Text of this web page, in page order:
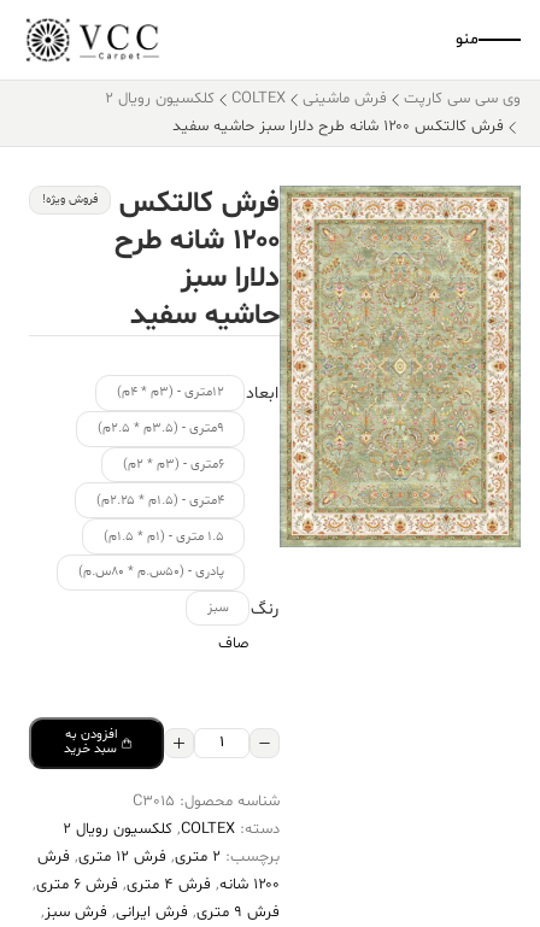
منو
وی سی سی کارپت فرش ماشینی COLTEX
کلکسیون رویال 2
فرش کالتکس ۱۲۰۰ شانه طرح دلارا سبز حاشیه سفید
فرش کالتکس
۱۲۰۰ شانه طرح
دلارا سبز
حاشیه سفید
فروش ویژه!
ابعاد
۱۲متری - (۳م * ۴م)
۹متری - (۳.۵م * ۲.۵م)
۶متری - (۳م * ۲م)
۴متری - (۱.۵م * ۲.۲۵م)
۱.۵ متری - (۱م * ۱.۵م)
پادری - (۵۰س.م * ۸۰س.م)
رنگ سبز
صاف
فرش
۱۲۰۰
طرح
دلارا
افزودن به
سبد خرید
شناسه محصول: C3015
دسته: COLTEX
, کلکسیون رویال 2
برچسب: 2 متری , فرش 12 متری , فرش
۱۲۰۰ شانه
, فرش 4 متری , فرش 6 متری
,
فرش 9 متری
, فرش ایرانی, فرش سبز,